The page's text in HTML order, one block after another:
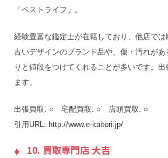
「ベストライフ」。
経験豊富な鑑定士が在籍しており、他店で
古いデザインのブランド品や、傷・汚れが
りと値段をつけてくれることが多いです。
ます。
出張買取: ○ 宅配買取: ○ 店頭買取: ○
引用URL: http://www.e-kaitori.jp/
10. 買取専門店 大吉